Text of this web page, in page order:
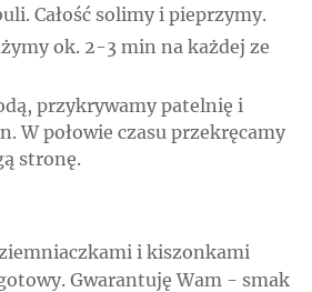
Całość solimy i pieprzymy.
ok. 2-3 min na każdej ze
przykrywamy patelnię i
W połowie czasu przekręcamy
stronę.
i kiszonkami
Gwarantuję Wam - smak